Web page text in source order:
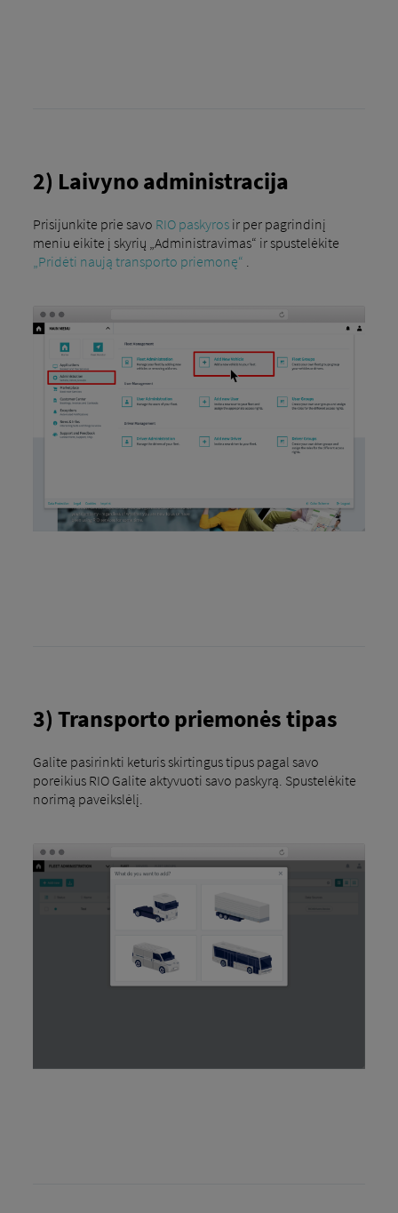
2) Laivyno administracija
Prisijunkite prie savo RIO paskyrosir per pagrindinį
meniu eikite į skyrių „Administravimas“ ir spustelėkite
„Pridėti naują transporto priemonę“
3) Transporto priemonės tipas
Galite pasirinkti keturis skirtingus tipus pagal savo
poreikius RIO Galite aktyvuoti savo paskyrą. Spustelėkite
norimą paveikslėlį.